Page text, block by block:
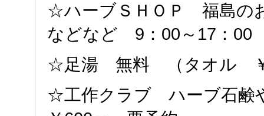
☆ハーブＳＨＯＰ 福島の
などなど 9：00～17：00
☆足湯 無料 （タオル
☆工作クラブ ハーブ石